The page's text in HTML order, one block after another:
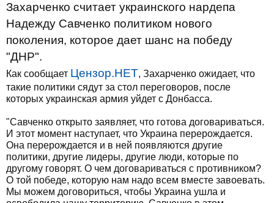
Захарченко считает украинского нардепа
Надежду Савченко политиком нового
поколения, которое дает шанс на победу
"ДНР".
Как сообщает Цензор.НЕТ, Захарченко ожидает, что
такие политики сядут за стол переговоров, после
которых украинская армия уйдет с Донбасса.
"Савченко открыто заявляет, что готова договариваться.
И этот момент наступает, что Украина перерождается.
Она перерождается и в ней появляются другие
политики, другие лидеры, другие люди, которые по
другому говорят. О чем договариваться с противником?
О той победе, которую нам надо всем вместе завоевать.
Мы можем договориться, чтобы Украина ушла и